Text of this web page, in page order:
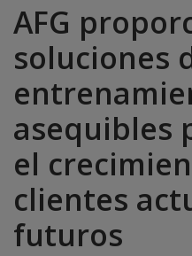
AFG
soluciones
asequibles
el
clientes
futuros